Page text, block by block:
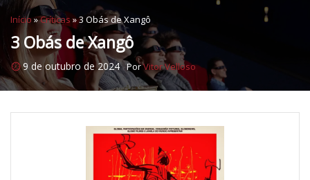
Início »Críticas »3 Obás de Xangô
3 Obás de Xangô
9 de outubro de 2024 PorVitor Velloso